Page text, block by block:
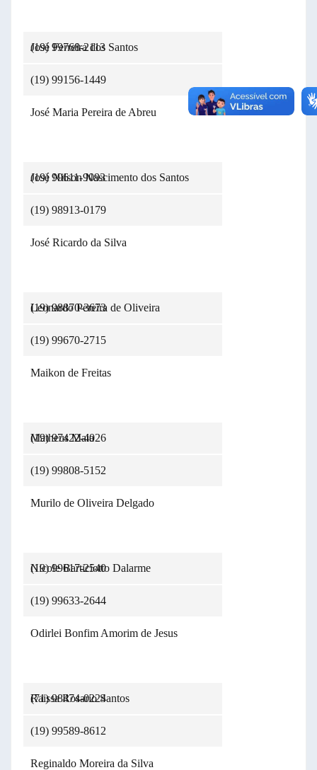
(19) 99768-2113
José Ferreira dos Santos
(19) 99156-1449
José Maria Pereira de Abreu
(19) 99611-9093
José Nilson Nascimento dos Santos
(19) 98913-0179
José Ricardo da Silva
(19) 98870-3673
Leonardo Pereira de Oliveira
(19) 99670-2715
Maikon de Freitas
(19) 97422-4026
Matheus Maia
(19) 99808-5152
Murilo de Oliveira Delgado
(19) 99617-2540
Nicole Barticiotto Dalarme
(19) 99633-2644
Odirlei Bonfim Amorim de Jesus
(71) 98474-0224
Raissa Rosario Santos
(19) 99589-8612
Reginaldo Moreira da Silva